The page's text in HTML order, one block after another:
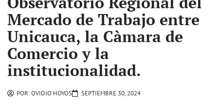
Mercado de Trabajo entre
Unicauca, la Càmara de
Comercio y la
institucionalidad.
POR:OVIDIO HOYOS SEPTIEMBRE 30, 2024